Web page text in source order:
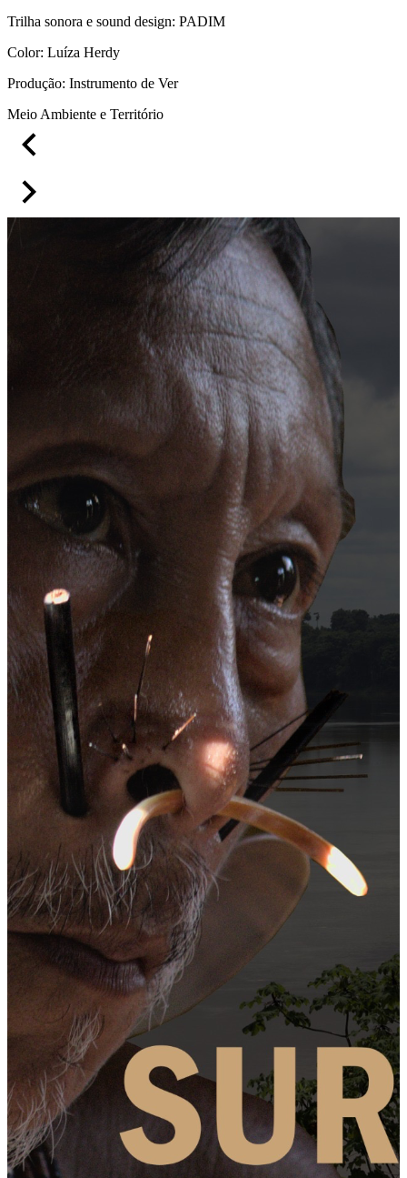
Trilha sonora e sound design: PADIM
Color: Luíza Herdy
Produção: Instrumento de Ver
Meio Ambiente e Território